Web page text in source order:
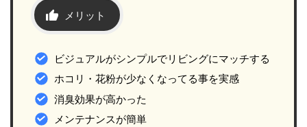
メリット
ビジュアルがシンプルでリビングにマッチする
ホコリ・花粉が少なくなってる事を実感
消臭効果が高かった
メンテナンスが簡単